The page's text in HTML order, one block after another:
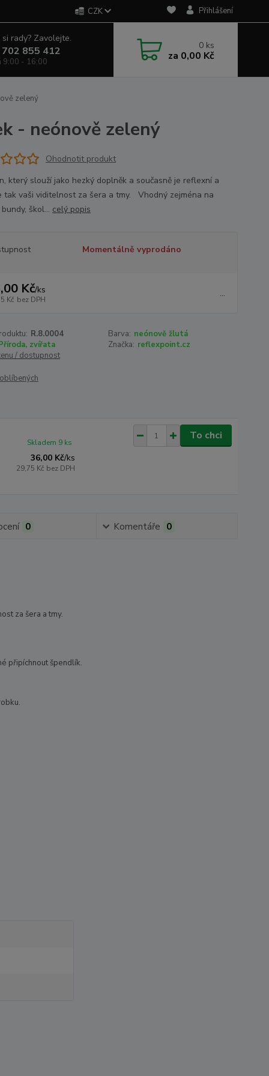
CZK Přihlášení
rady? Zavolejte.
855 412
9:00 - 16:00
0 ks
za 0,00 Kč
zelený
- neónově zelený
Ohodnotit produkt
který slouží jako hezký doplněk a současně je reflexní a
tak vaši viditelnost za šera a tmy. Vhodný zejména na
škol... celý popis
Momentálně vyprodáno
Kč/ks
Kč bez DPH ...
R.8.0004 Barva: neónově žlutá
zvířata Značka: reflexpoint.cz
/ dostupnost
36,00 Kč/ks
29,75 Kč bez DPH
Skladem 9 ks
To chci
0 Komentáře 0
za šera a tmy.
připíchnout špendlík.